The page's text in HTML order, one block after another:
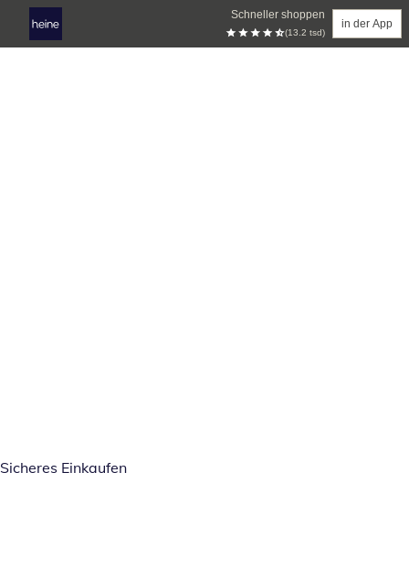
Schneller shoppen
(13.2 tsd)
in der App
Sicheres Einkaufen